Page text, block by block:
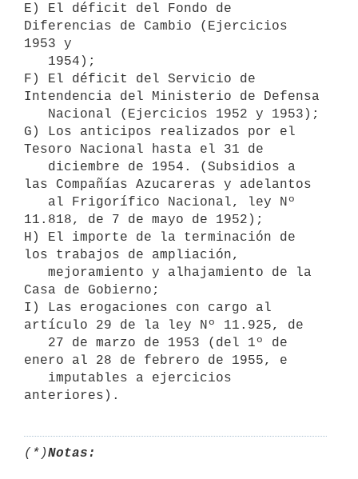
E) El déficit del Fondo de
Diferencias de Cambio (Ejercicios
1953 y
F) El déficit del Servicio de
Intendencia del Ministerio de Defensa
G) Los anticipos realizados por el
Tesoro Nacional hasta el 31 de
las Compañías Azucareras y adelantos
11.818, de 7 de mayo de 1952);
H) El importe de la terminación de
los trabajos de ampliación,
Casa de Gobierno;
I) Las erogaciones con cargo al
artículo 29 de la ley Nº 11.925, de
enero al 28 de febrero de 1955, e
anteriores).
(*)Notas: